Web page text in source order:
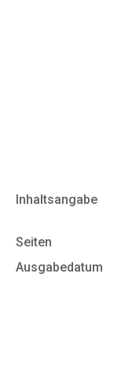
Inhaltsangabe
Seiten
Ausgabedatum